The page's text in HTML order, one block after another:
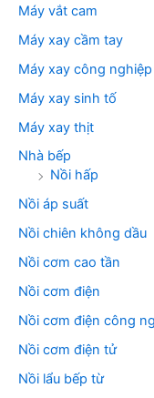
Máy vắt cam
Máy xay cầm tay
Máy xay công nghiệp
Máy xay sinh tố
Máy xay thịt
Nhà bếp
Nồi hấp
Nồi áp suất
Nồi chiên không dầu
Nồi cơm cao tần
Nồi cơm điện
Nồi cơm điện công
Nồi cơm điện tử
Nồi lẩu bếp từ